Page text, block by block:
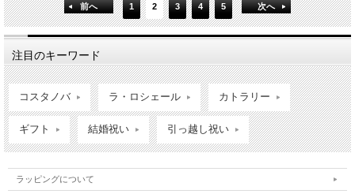
前へ 1 2 3 4 5 次へ
注目のキーワード
コスタノバ ラ・ロシェール カトラリー
ギフト 結婚祝い 引っ越し祝い
ラッピングについて